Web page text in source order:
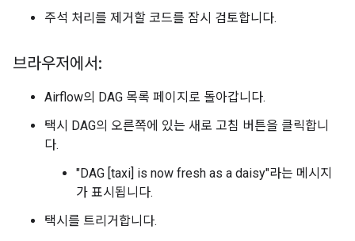
주석 처리를 제거할 코드를 잠시 검토합니다.
브라우저에서:
Airflow의 DAG 목록 페이지로 돌아갑니다.
택시 DAG의 오른쪽에 있는 새로 고침 버튼을 클릭합니
다.
"DAG [taxi] is now fresh as a daisy"라는 메시지
가 표시됩니다.
택시를 트리거합니다.